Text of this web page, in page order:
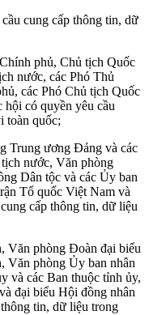
cung cấp thông tin, dữ
phủ, Chủ tịch Quốc
nước, các Phó Thủ
các Phó Chủ tịch Quốc
có quyền yêu cầu
toàn quốc;
Trung ương Đảng và các
nước, Văn phòng
Dân tộc và các Ủy ban
Tổ quốc Việt Nam và
cấp thông tin, dữ liệu
Văn phòng Đoàn đại biểu
Văn phòng Ủy ban nhân
và các Ban thuộc tỉnh ủy,
đại biểu Hội đồng nhân
tin, dữ liệu trong